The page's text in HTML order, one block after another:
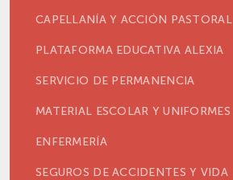
CAPELLANÍA Y ACCIÓN PASTORAL
PLATAFORMA EDUCATIVA ALEXIA
SERVICIO DE PERMANENCIA
MATERIAL ESCOLAR Y UNIFORMES
ENFERMERÍA
SEGUROS DE ACCIDENTES Y VIDA